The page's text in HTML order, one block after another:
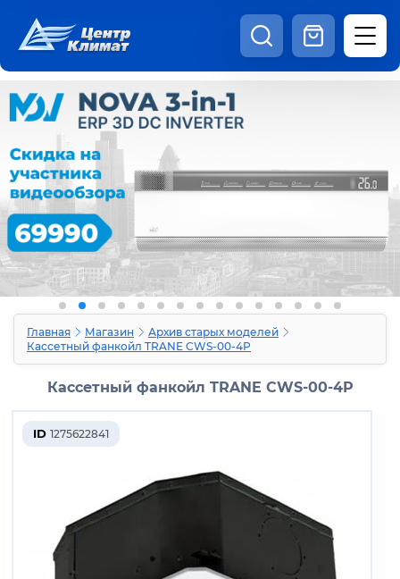
Каталог
Статьи
Наши работы Отзывы
Доставка и оплата Оферта
Контакты
8:00 - 20:00 Шоурум
Главная Магазин
Архив старых моделей
Кассетный фанкойл TRANE CWS-00-4P
Кассетный фанкойл TRANE CWS-00-4P
ID 1275622841